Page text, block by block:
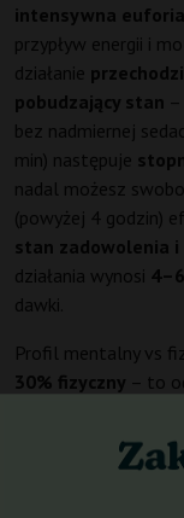
intensywna
przypływ energii i
działanie
pobudzający stan
bez nadmiernej
min) następuje
nadal możesz
(powyżej 4 godzin)
stan zadowolenia
działania wynosi
dawki.
Profil mentalny vs
30% fizyczny – to
niski
pobudzenie jest